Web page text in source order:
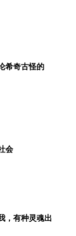
希奇古怪的
会
，有种灵魂出